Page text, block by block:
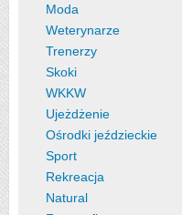
Moda
Weterynarze
Trenerzy
Skoki
WKKW
Ujeżdżenie
Ośrodki jeździeckie
Sport
Rekreacja
Natural